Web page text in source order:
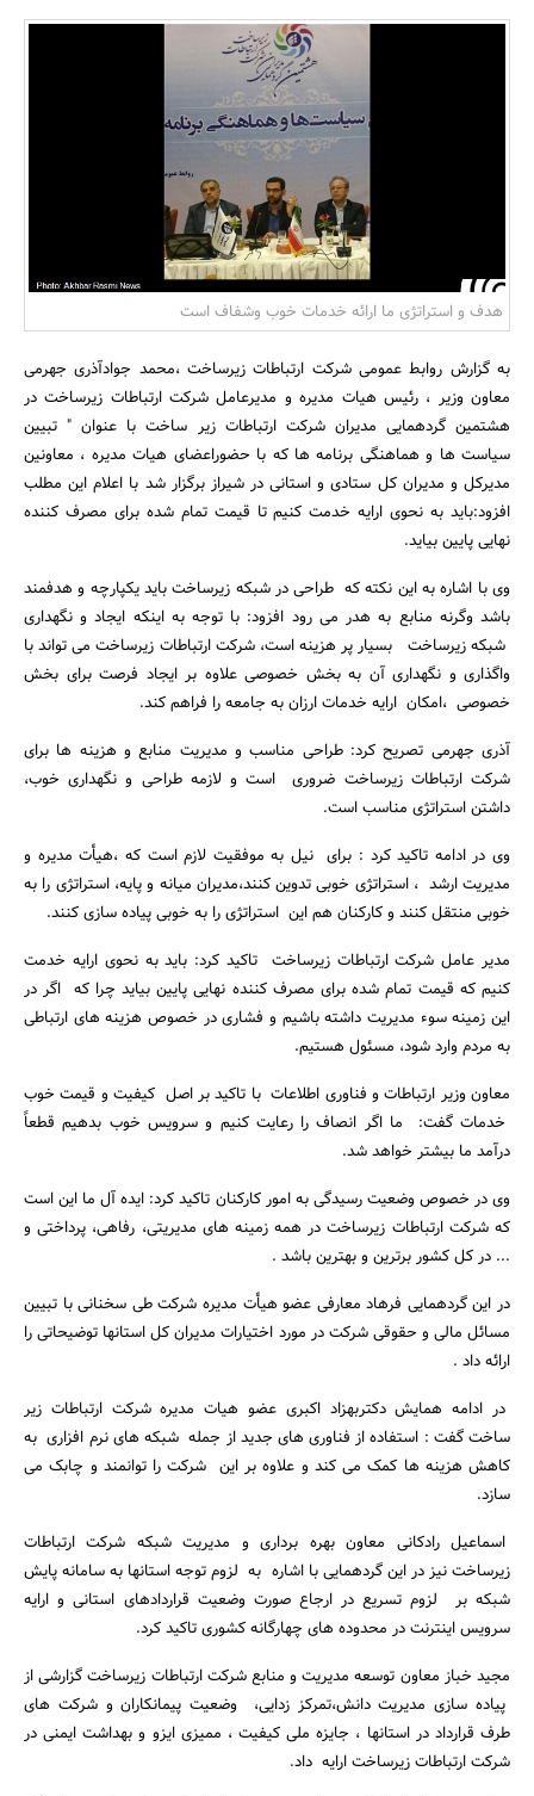
جستجو
هدف و استراتژی ما ارائه خدمات خوب وشفاف است
به گزارش روابط عمومی شرکت ارتباطات زیرساخت ،محمد جوادآذری جهرمی
معاون وزیر ، رئیس هیات مدیره و مدیرعامل شرکت ارتباطات زیرساخت در
هشتمین گردهمایی مدیران شرکت ارتباطات زیر ساخت با عنوان " تبیین
سیاست ها و هماهنگی برنامه ها که با حضوراعضای هیات مدیره ، معاونین
مدیرکل و مدیران کل ستادی و استانی در شیراز برگزار شد با اعلام این مطلب
افزود:باید به نحوی ارایه خدمت کنیم تا قیمت تمام شده برای مصرف کننده
نهایی پایین بیاید.
وی با اشاره به این نکته که طراحی در شبکه زیرساخت باید یکپارچه و هدفمند
باشد وگرنه منابع به هدر می رود افزود: با توجه به اینکه ایجاد و نگهداری
شبکه زیرساخت بسیار پر هزینه است، شرکت ارتباطات زیرساخت می تواند با
واگذاری و نگهداری آن به بخش خصوصی علاوه بر ایجاد فرصت برای بخش
خصوصی ،امکان ارایه خدمات ارزان به جامعه را فراهم کند.
آذری جهرمی تصریح کرد: طراحی مناسب و مدیریت منابع و هزینه ها برای
شرکت ارتباطات زیرساخت ضروری است و لازمه طراحی و نگهداری خوب،
داشتن استراتژی مناسب است.
وی در ادامه تاکید کرد : برای نیل به موفقیت لازم است که ،هیأت مدیره و
مدیریت ارشد ، استراتژی خوبی تدوین کنند،مدیران میانه و پایه، استراتژی را به
خوبی منتقل کنند و کارکنان هم این استراتژی را به خوبی پیاده سازی کنند.
مدیر عامل شرکت ارتباطات زیرساخت تاکید کرد: باید به نحوی ارایه خدمت
کنیم که قیمت تمام شده برای مصرف کننده نهایی پایین بیاید چرا که اگر در
این زمینه سوء مدیریت داشته باشیم و فشاری در خصوص هزینه های ارتباطی
به مردم وارد شود، مسئول هستیم.
معاون وزیر ارتباطات و فناوری اطلاعات با تاکید بر اصل کیفیت و قیمت خوب
خدمات گفت: ما اگر انصاف را رعایت کنیم و سرویس خوب بدهیم قطعاً
درآمد ما بیشتر خواهد شد.
وی در خصوص وضعیت رسیدگی به امور کارکنان تاکید کرد: ایده آل ما این است
که شرکت ارتباطات زیرساخت در همه زمینه های مدیریتی، رفاهی، پرداختی و
... در کل کشور برترین و بهترین باشد .
در این گردهمایی فرهاد معارفی عضو هیأت مدیره شرکت طی سخنانی با تبیین
مسائل مالی و حقوقی شرکت در مورد اختیارات مدیران کل استانها توضیحاتی را
ارائه داد .
در ادامه همایش دکتربهزاد اکبری عضو هیات مدیره شرکت ارتباطات زیر
ساخت گفت : استفاده از فناوری های جدید از جمله شبکه های نرم افزاری به
کاهش هزینه ها کمک می کند و علاوه بر این شرکت را توانمند و چابک می
سازد.
اسماعیل رادکانی معاون بهره برداری و مدیریت شبکه شرکت ارتباطات
زیرساخت نیز در این گردهمایی با اشاره به لزوم توجه استانها به سامانه پایش
شبکه بر لزوم تسریع در ارجاع صورت وضعیت قراردادهای استانی و ارایه
سرویس اینترنت در محدوده های چهارگانه کشوری تاکید کرد.
مجید خباز معاون توسعه مدیریت و منابع شرکت ارتباطات زیرساخت گزارشی از
پیاده سازی مدیریت دانش،تمرکز زدایی، وضعیت پیمانکاران و شرکت های
طرف قرارداد در استانها ، جایزه ملی کیفیت ، ممیزی ایزو و بهداشت ایمنی در
شرکت ارتباطات زیرساخت ارایه داد.